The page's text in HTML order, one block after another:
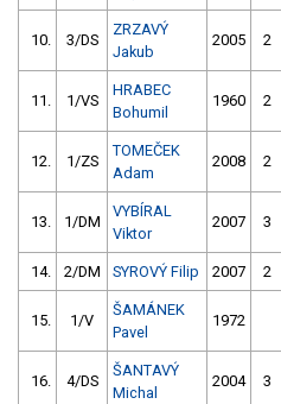
10. 3/DS
ZRZAVÝ
Jakub
2005 2
11. 1/VS
HRABEC
Bohumil
1960 2
12. 1/ZS
TOMEČEK
Adam
2008 2
13. 1/DM
VYBÍRAL
Viktor
2007 3
14. 2/DM SYROVÝ Filip 2007 2
15. 1/V
ŠAMÁNEK
Pavel
1972
16. 4/DS
ŠANTAVÝ
Michal
2004 3